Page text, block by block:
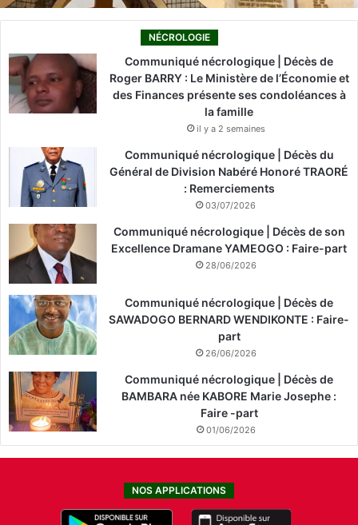
NÉCROLOGIE
Communiqué nécrologique | Décès de
Roger BARRY : Le Ministère de l’Économie et
des Finances présente ses condoléances à
la famille
il y a 2 semaines
Communiqué nécrologique | Décès du
Général de Division Nabéré Honoré TRAORÉ
: Remerciements
03/07/2026
Communiqué nécrologique | Décès de son
Excellence Dramane YAMEOGO : Faire-part
28/06/2026
Communiqué nécrologique | Décès de
SAWADOGO BERNARD WENDIKONTE : Faire-
part
26/06/2026
Communiqué nécrologique | Décès de
BAMBARA née KABORE Marie Josephe :
Faire -part
01/06/2026
NOS APPLICATIONS